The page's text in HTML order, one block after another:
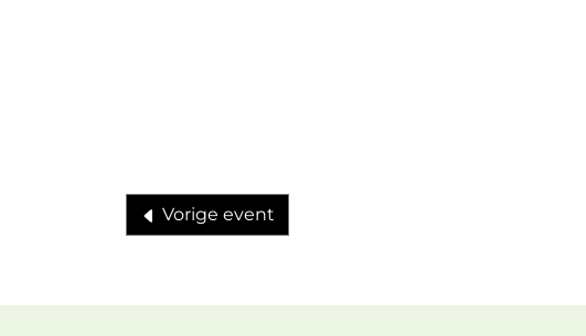
Vorige event